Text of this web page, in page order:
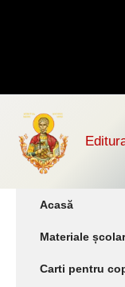
Acasă
Materiale
Carti pentru